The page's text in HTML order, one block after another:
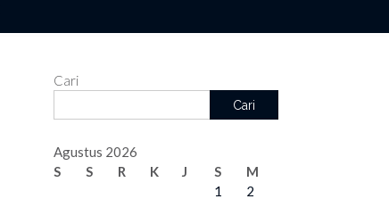
Cari
Cari
Agustus 2026
S
S R K J S
M
1
2